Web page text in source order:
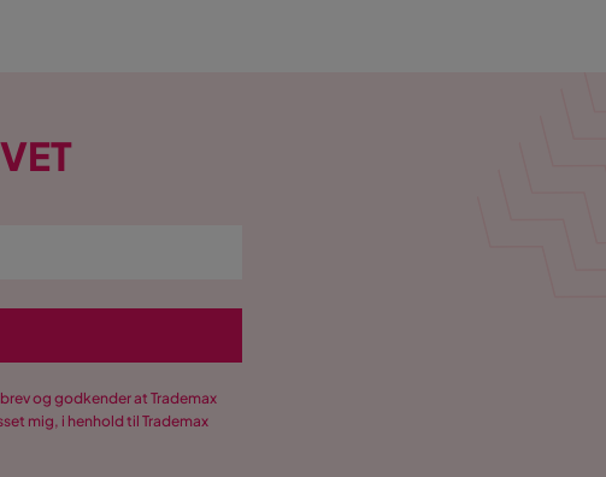
og godkender at Trademax
mig, i henhold til Trademax